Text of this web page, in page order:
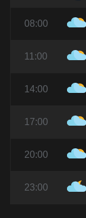
08:00
11:00
14:00
17:00
20:00
23:00